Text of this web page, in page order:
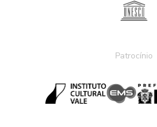
Patrocínio